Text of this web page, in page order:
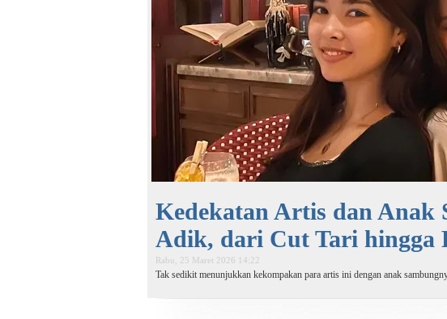
Kedekatan Artis dan Anak
Adik, dari Cut Tari hingga
Rabu, 25 Maret 2026 14:22
Tak sedikit menunjukkan kekompakan para artis ini dengan anak